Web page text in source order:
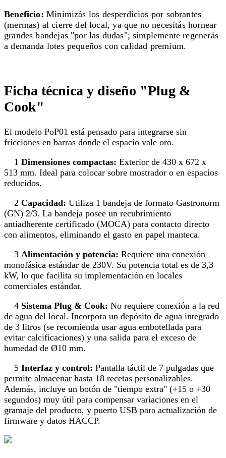
Beneficio: Minimizás los desperdicios por sobrantes
(mermas) al cierre del local, ya que no necesitás hornear
grandes bandejas "por las dudas"; simplemente regenerás
a demanda lotes pequeños con calidad premium.
Ficha técnica y diseño "Plug &
Cook"
El modelo PoP01 está pensado para integrarse sin
fricciones en barras donde el espacio vale oro.
1 Dimensiones compactas: Exterior de 430 x 672 x
513 mm. Ideal para colocar sobre mostrador o en espacios
reducidos.
2 Capacidad: Utiliza 1 bandeja de formato Gastronorm
(GN) 2/3. La bandeja posee un recubrimiento
antiadherente certificado (MOCA) para contacto directo
con alimentos, eliminando el gasto en papel manteca.
3 Alimentación y potencia: Requiere una conexión
monofásica estándar de 230V. Su potencia total es de 3,3
kW, lo que facilita su implementación en locales
comerciales estándar.
4 Sistema Plug & Cook: No requiere conexión a la red
de agua del local. Incorpora un depósito de agua integrado
de 3 litros (se recomienda usar agua embotellada para
evitar calcificaciones) y una salida para el exceso de
humedad de Ø10 mm.
5 Interfaz y control: Pantalla táctil de 7 pulgadas que
permite almacenar hasta 18 recetas personalizables.
Además, incluye un botón de "tiempo extra" (+15 o +30
segundos) muy útil para compensar variaciones en el
gramaje del producto, y puerto USB para actualización de
firmware y datos HACCP.